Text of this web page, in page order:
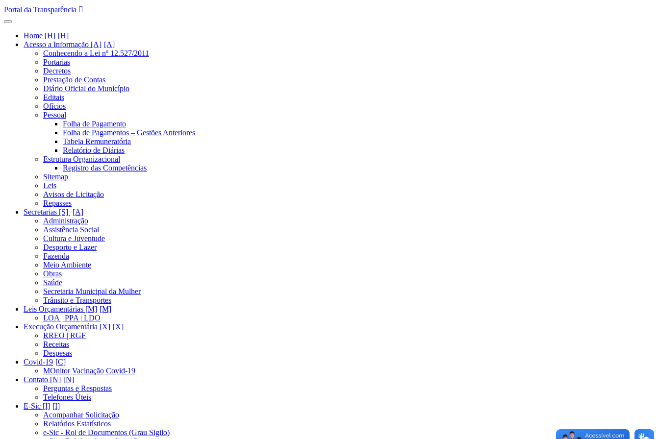
Portal da Transparência
Home [H]
Acesso a Informação [A]
Conhecendo a Lei nº 12.527/2011
Portarias
Decretos
Prestação de Contas
Diário Oficial do Município
Editais
Ofícios
Pessoal
Folha de Pagamento
Folha de Pagamentos – Gestões Anteriores
Tabela Remuneratória
Relatório de Diárias
Estrutura Organizacional
Registro das Competências
Sitemap
Leis
Avisos de Licitação
Repasses
Secretarias [S]
Administração
Assistência Social
Cultura e Juventude
Desporto e Lazer
Fazenda
Meio Ambiente
Obras
Saúde
Secretaria Municipal da Mulher
Trânsito e Transportes
Leis Orçamentárias [M]
LOA | PPA | LDO
Execução Orçamentária [X]
RREO | RGF
Receitas
Despesas
Covid-19
MOnitor Vacinação Covid-19
Contato [N]
Perguntas e Respostas
Telefones Úteis
E-Sic [I]
Acompanhar Solicitação
Relatórios Estatísticos
e-Sic - Rol de Documentos (Grau Sigilo)